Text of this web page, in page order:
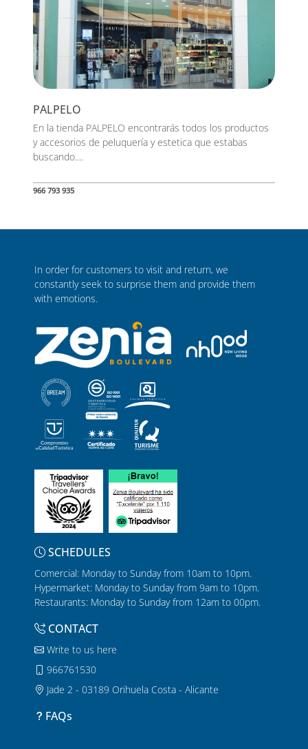
PALPELO
En la tienda PALPELO encontrarás todos los productos
y accesorios de peluquería y estetica que estabas
buscando....
966 793 935
In order for customers to visit and return, we
constantly seek to surprise them and provide them
with emotions.
SCHEDULES
Comercial: Monday to Sunday from 10am to 10pm.
Hypermarket: Monday to Sunday from 9am to 10pm.
Restaurants: Monday to Sunday from 12am to 00pm.
CONTACT
Write to us here
966761530
Jade 2 - 03189 Orihuela Costa - Alicante
FAQs